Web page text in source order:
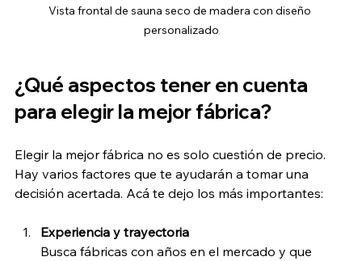
Vista frontal de sauna seco de madera con diseño
personalizado
¿Qué aspectos tener en cuenta
para elegir la mejor fábrica?
Elegir la mejor fábrica no es solo cuestión de precio.
Hay varios factores que te ayudarán a tomar una
decisión acertada. Acá te dejo los más importantes:
Experiencia y trayectoria
Busca fábricas con años en el mercado y que